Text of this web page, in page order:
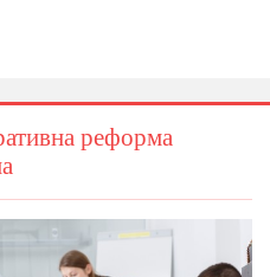
реформа